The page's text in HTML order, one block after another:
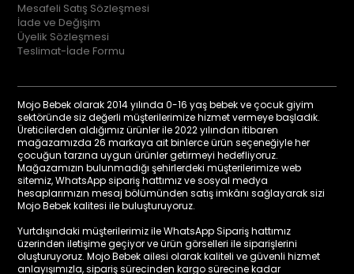
Mesafeli Satış Sözleşmesi
İade ve Değişim
Üyelik Sözleşmesi
Teslimat-İade Formu
Mojo Bebek olarak 2014 yılında 0-16 yaş bebek ve çocuk giyim
sektöründe siz değerli müşterilerimize hizmet vermeye başladık.
Üreticilerden aldığımız ürünler ile 2022 yılından itibaren
mağazamızda 26 markaya ait binlerce ürün seçeneğiyle her
çocuğun tarzına uygun ürünler getirmeyi hedefliyoruz.
Mağazamızın bulunmadığı şehirlerdeki müşterilerimize web
sitemiz, WhatsApp sipariş hattımız ve sosyal medya
hesaplarımızın mesaj bölümünden satış imkânı sağlayarak sizi
Mojo Bebek kalitesi ile buluşturuyoruz.
Yurtdışındaki müşterilerimiz ile WhatsApp Sipariş hattımız
üzerinden iletişime geçiyor ve ürün görselleri ile siparişlerini
oluşturuyoruz. Mojo Bebek ailesi olarak kaliteli ve güvenli hizmet
anlayışımızla, sipariş sürecinden kargo sürecine kadar